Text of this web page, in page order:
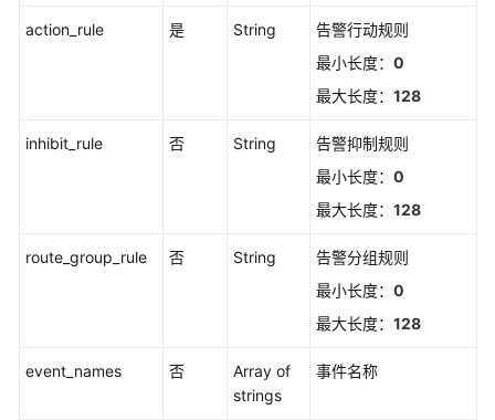
卡
action_rule 是 String
告警行动规则
最小长度： 0
最大长度： 128
inhibit_rule 否 String
告警抑制规则
最小长度： 0
最大长度： 128
route_group_rule 否 String
告警分组规则
最小长度： 0
最大长度： 128
event_names 否
Array of
strings
事件名称